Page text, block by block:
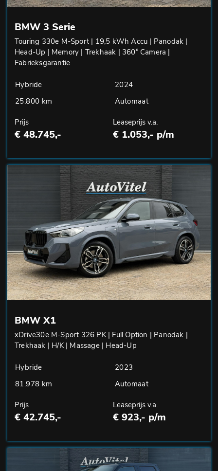
BMW 3 Serie
Touring 330e M-Sport | 19,5 kWh Accu | Panodak |
Head-Up | Memory | Trekhaak | 360° Camera |
Fabrieksgarantie
Hybride
2024
25.800 km
Automaat
Prijs
€ 48.745,-
Leaseprijs v.a.
€ 1.053,- p/m
BMW X1
xDrive30e M-Sport 326 PK | Full Option | Panodak |
Trekhaak | H/K | Massage | Head-Up
Hybride
2023
81.978 km
Automaat
Prijs
€ 42.745,-
Leaseprijs v.a.
€ 923,- p/m